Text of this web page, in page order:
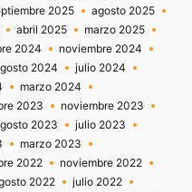
2025
agosto 2025
abril 2025
marzo 2025
2024
noviembre 2024
2024
julio 2024
marzo 2024
2023
noviembre 2023
2023
julio 2023
marzo 2023
2022
noviembre 2022
2022
julio 2022